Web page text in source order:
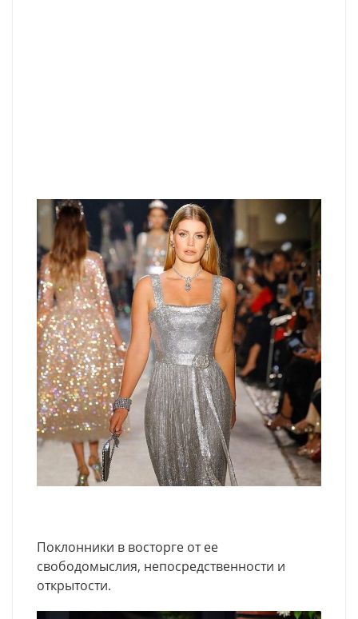
Поклонники в восторге от ее
свободомыслия, непосредственности и
открытости.